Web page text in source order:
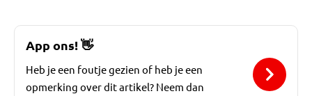
App ons! 👋
Heb je een foutje gezien of heb je een
opmerking over dit artikel? Neem dan